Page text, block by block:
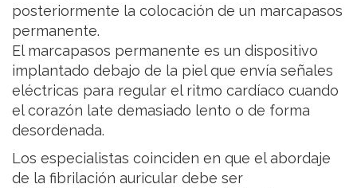
posteriormente la colocación de un marcapasos
permanente.
El marcapasos permanente es un dispositivo
implantado debajo de la piel que envía señales
eléctricas para regular el ritmo cardíaco cuando
el corazón late demasiado lento o de forma
desordenada.
Los especialistas coinciden en que el abordaje
de la fibrilación auricular debe ser